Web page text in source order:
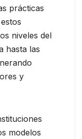
prácticas
niveles del
hasta las
y
modelos